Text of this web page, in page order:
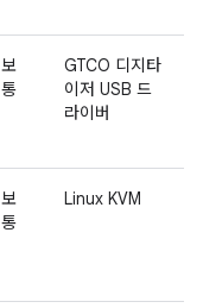
보
통
GTCO 디지타
이저 USB 드
라이버
보
통
Linux KVM